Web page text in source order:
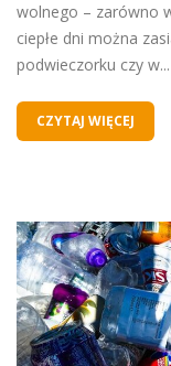
wolnego – zarówno
ciepłe dni można
podwieczorku czy w...
CZYTAJ WIĘCEJ